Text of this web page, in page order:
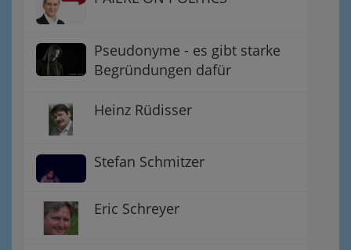
Pseudonyme - es gibt starke
Begründungen dafür
Heinz Rüdisser
Stefan Schmitzer
Eric Schreyer